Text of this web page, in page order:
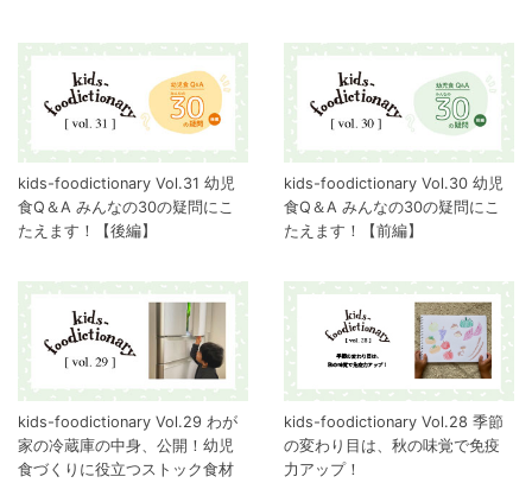
kids-foodictionary Vol.31 幼児
食Q＆A みんなの30の疑問にこ
たえます！【後編】
kids-foodictionary Vol.30 幼児
食Q＆A みんなの30の疑問にこ
たえます！【前編】
kids-foodictionary Vol.29 わが
家の冷蔵庫の中身、公開！幼児
食づくりに役立つストック食材
kids-foodictionary Vol.28 季節
の変わり目は、秋の味覚で免疫
力アップ！